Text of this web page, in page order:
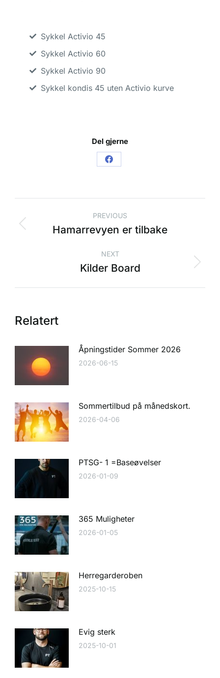
Sykkel Activio 45
Sykkel Activio 60
Sykkel Activio 90
Sykkel kondis 45 uten Activio kurve
Del gjerne
PREVIOUS
Hamarrevyen er tilbake
NEXT
Kilder Board
Relatert
Åpningstider Sommer 2026
2026-06-15
Sommertilbud på månedskort.
2026-04-06
PTSG- 1 =Baseøvelser
2026-01-09
365 Muligheter
2026-01-05
Herregarderoben
2025-10-15
Evig sterk
2025-10-01